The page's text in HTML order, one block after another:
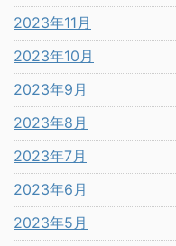
2023年11月
2023年10月
2023年9月
2023年8月
2023年7月
2023年6月
2023年5月